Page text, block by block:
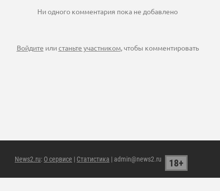
Ни одного комментария пока не добавлено
Войдите илистаньте участником, чтобы комментировать
News2.ru: О сервисе | Статистика | admin@news2.ru 18+